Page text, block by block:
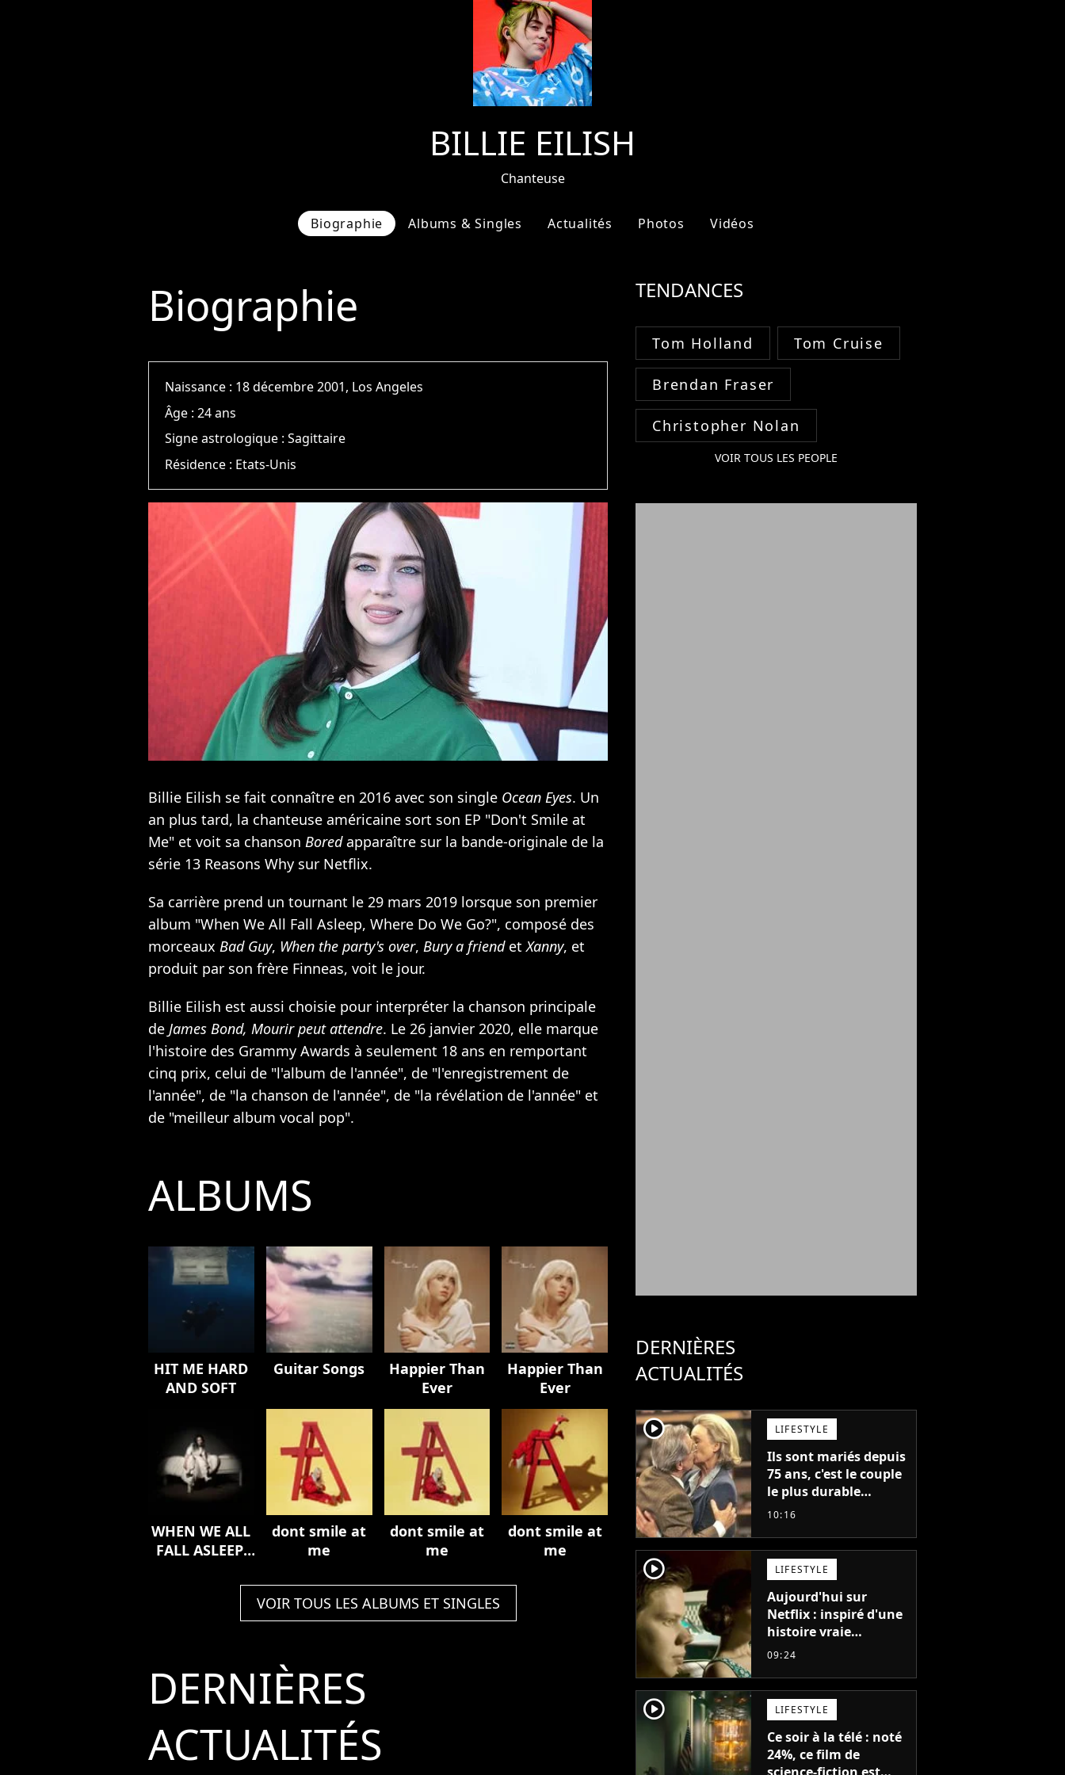
BILLIE EILISH
Chanteuse
Biographie Albums & Singles Actualités Photos Vidéos
Biographie
Naissance : 18 décembre 2001, Los Angeles
Âge :24 ans
Signe astrologique :Sagittaire
Résidence : Etats-Unis
Billie Eilish se fait connaître en 2016 avec son single Ocean Eyes. Un
an plus tard, la chanteuse américaine sort son EP "Don't Smile at
Me" et voit sa chanson Boredapparaître sur la bande-originale de la
série 13 Reasons Why sur Netflix.
Sa carrière prend un tournant le 29 mars 2019 lorsque son premier
album "When We All Fall Asleep, Where Do We Go?", composé des
morceaux Bad Guy, When the party's over, Bury a friendetXanny, et
produit par son frère Finneas, voit le jour.
Billie Eilish est aussi choisie pour interpréter la chanson principale
de James Bond, Mourir peut attendre. Le 26 janvier 2020, elle marque
l'histoire des Grammy Awards à seulement 18 ans en remportant
cinq prix, celui de "l'album de l'année", de "l'enregistrement de
l'année", de "la chanson de l'année", de "la révélation de l'année" et
de "meilleur album vocal pop".
ALBUMS
HIT ME HARD
AND SOFT
Guitar Songs
Happier Than
Ever
Happier Than
Ever
WHEN WE ALL
FALL ASLEEP,
dont smile at
me
dont smile at
me
dont smile at
me
VOIR TOUS LES ALBUMS ET SINGLES
DERNIÈRES
ACTUALITÉS
TENDANCES
Tom Holland Tom Cruise
Brendan Fraser
Christopher Nolan
VOIR TOUS LES PEOPLE
DERNIÈRES
ACTUALITÉS
player2 LIFESTYLE
Ils sont mariés depuis
75 ans, c'est le couple
le plus durable
d'Hollywood : "Nous
après jour, et les jours
se sont transformés
en décennies"
10:16
player2 LIFESTYLE
Aujourd'hui sur
Netflix : inspiré d'une
histoire vraie
glaçante, c'est l'un
21ème siècle
09:24
player2 LIFESTYLE
Ce soir à la télé : noté
24%, ce film de